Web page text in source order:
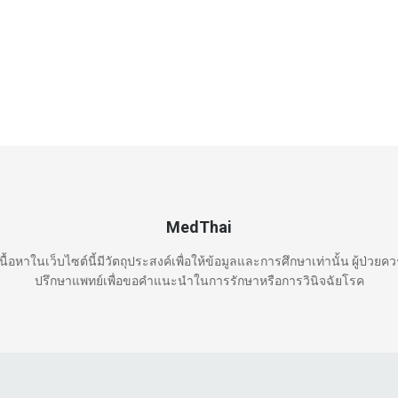
MedThai
อหาในเว็บไซต์นี้มีวัตถุประสงค์เพื่อให้ข้อมูลและการศึกษาเท่านั้น ผู้ป่วยค
ปรึกษาแพทย์เพื่อขอคำแนะนำในการรักษาหรือการวินิจฉัยโรค